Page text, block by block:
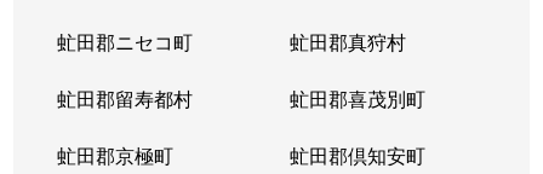
虻田郡ニセコ町 虻田郡真狩村
虻田郡留寿都村 虻田郡喜茂別町
虻田郡京極町 虻田郡倶知安町